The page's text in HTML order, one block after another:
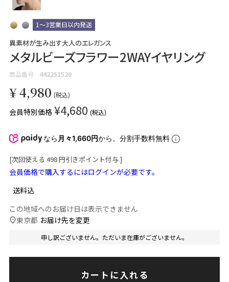
1～3営業日以内発送
異素材が生み出す大人のエレガンス
メタルビーズフラワー2WAYイヤリング
商品番号 442251520
¥4,980 税込
会員特別価格 ¥4,680 税込
なら 月々1,660円から。分割手数料無料
[次回使える 498円引きポイント付与 ]
会員価格で購入するにはログインが必要です。
送料込
この地域へのお届け日は表示できません
東京都 お届け先を変更
申し訳ございません。ただいま在庫がございません。
カートに入れる